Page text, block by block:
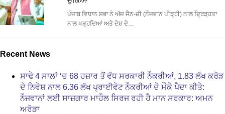
ਪੰਜਾਬ ਵਿਧਾਨ ਸਭਾ ਨੇ ਅੱਜ ਜੈਨ-ਜ਼ੀ (ਨੌਜਵਾਨ ਪੀੜ੍ਹੀ) ਨਾਲ ਦ੍ਰਿੜ੍ਹਤਾ
ਨਾਲ ਖੜ੍ਹਦਿਆਂ ਅਤੇ ਦੇਸ਼ ਦੇ…
Recent News
ਸਾਢੇ 4 ਸਾਲਾਂ ‘ਚ 68 ਹਜ਼ਾਰ ਤੋਂ ਵੱਧ ਸਰਕਾਰੀ ਨੌਕਰੀਆਂ, 1.83 ਲੱਖ ਕਰੋੜ
ਦੇ ਨਿਵੇਸ਼ ਨਾਲ 6.36 ਲੱਖ ਪ੍ਰਾਈਵੇਟ ਨੌਕਰੀਆਂ ਦੇ ਮੌਕੇ ਪੈਦਾ ਕੀਤੇ:
ਨੌਜਵਾਨਾਂ ਲਈ ਸਾਜ਼ਗਾਰ ਮਾਹੌਲ ਸਿਰਜ ਰਹੀ ਹੈ ਮਾਨ ਸਰਕਾਰ: ਅਮਨ
ਅਰੋੜਾ